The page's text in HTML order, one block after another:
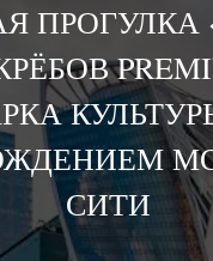
ПРОГУЛКА
СИТИ